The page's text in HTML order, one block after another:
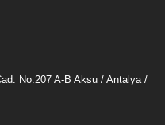
No:207 A-B Aksu / Antalya /